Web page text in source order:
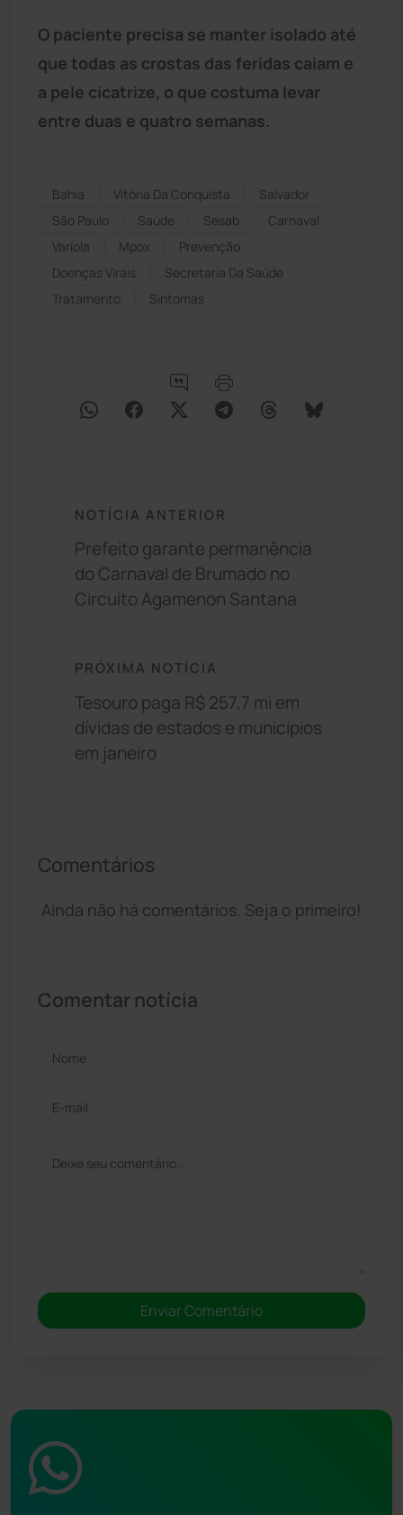
O paciente precisa se manter isolado até
que todas as crostas das feridas caiam e
a pele cicatrize, o que costuma levar
entre duas e quatro semanas.
Bahia Vitória Da Conquista
Salvador
São Paulo
Saúde Sesab
Carnaval
Varíola
Mpox
Prevenção
Doenças Virais
Secretaria Da Saúde
Tratamento
Sintomas
NOTÍCIA ANTERIOR
Prefeito garante permanência
do Carnaval de Brumado no
Circuito Agamenon Santana
PRÓXIMA NOTÍCIA
Tesouro paga R$ 257,7 mi em
dívidas de estados e municípios
em janeiro
Comentários
Ainda não há comentários. Seja o primeiro!
Comentar notícia